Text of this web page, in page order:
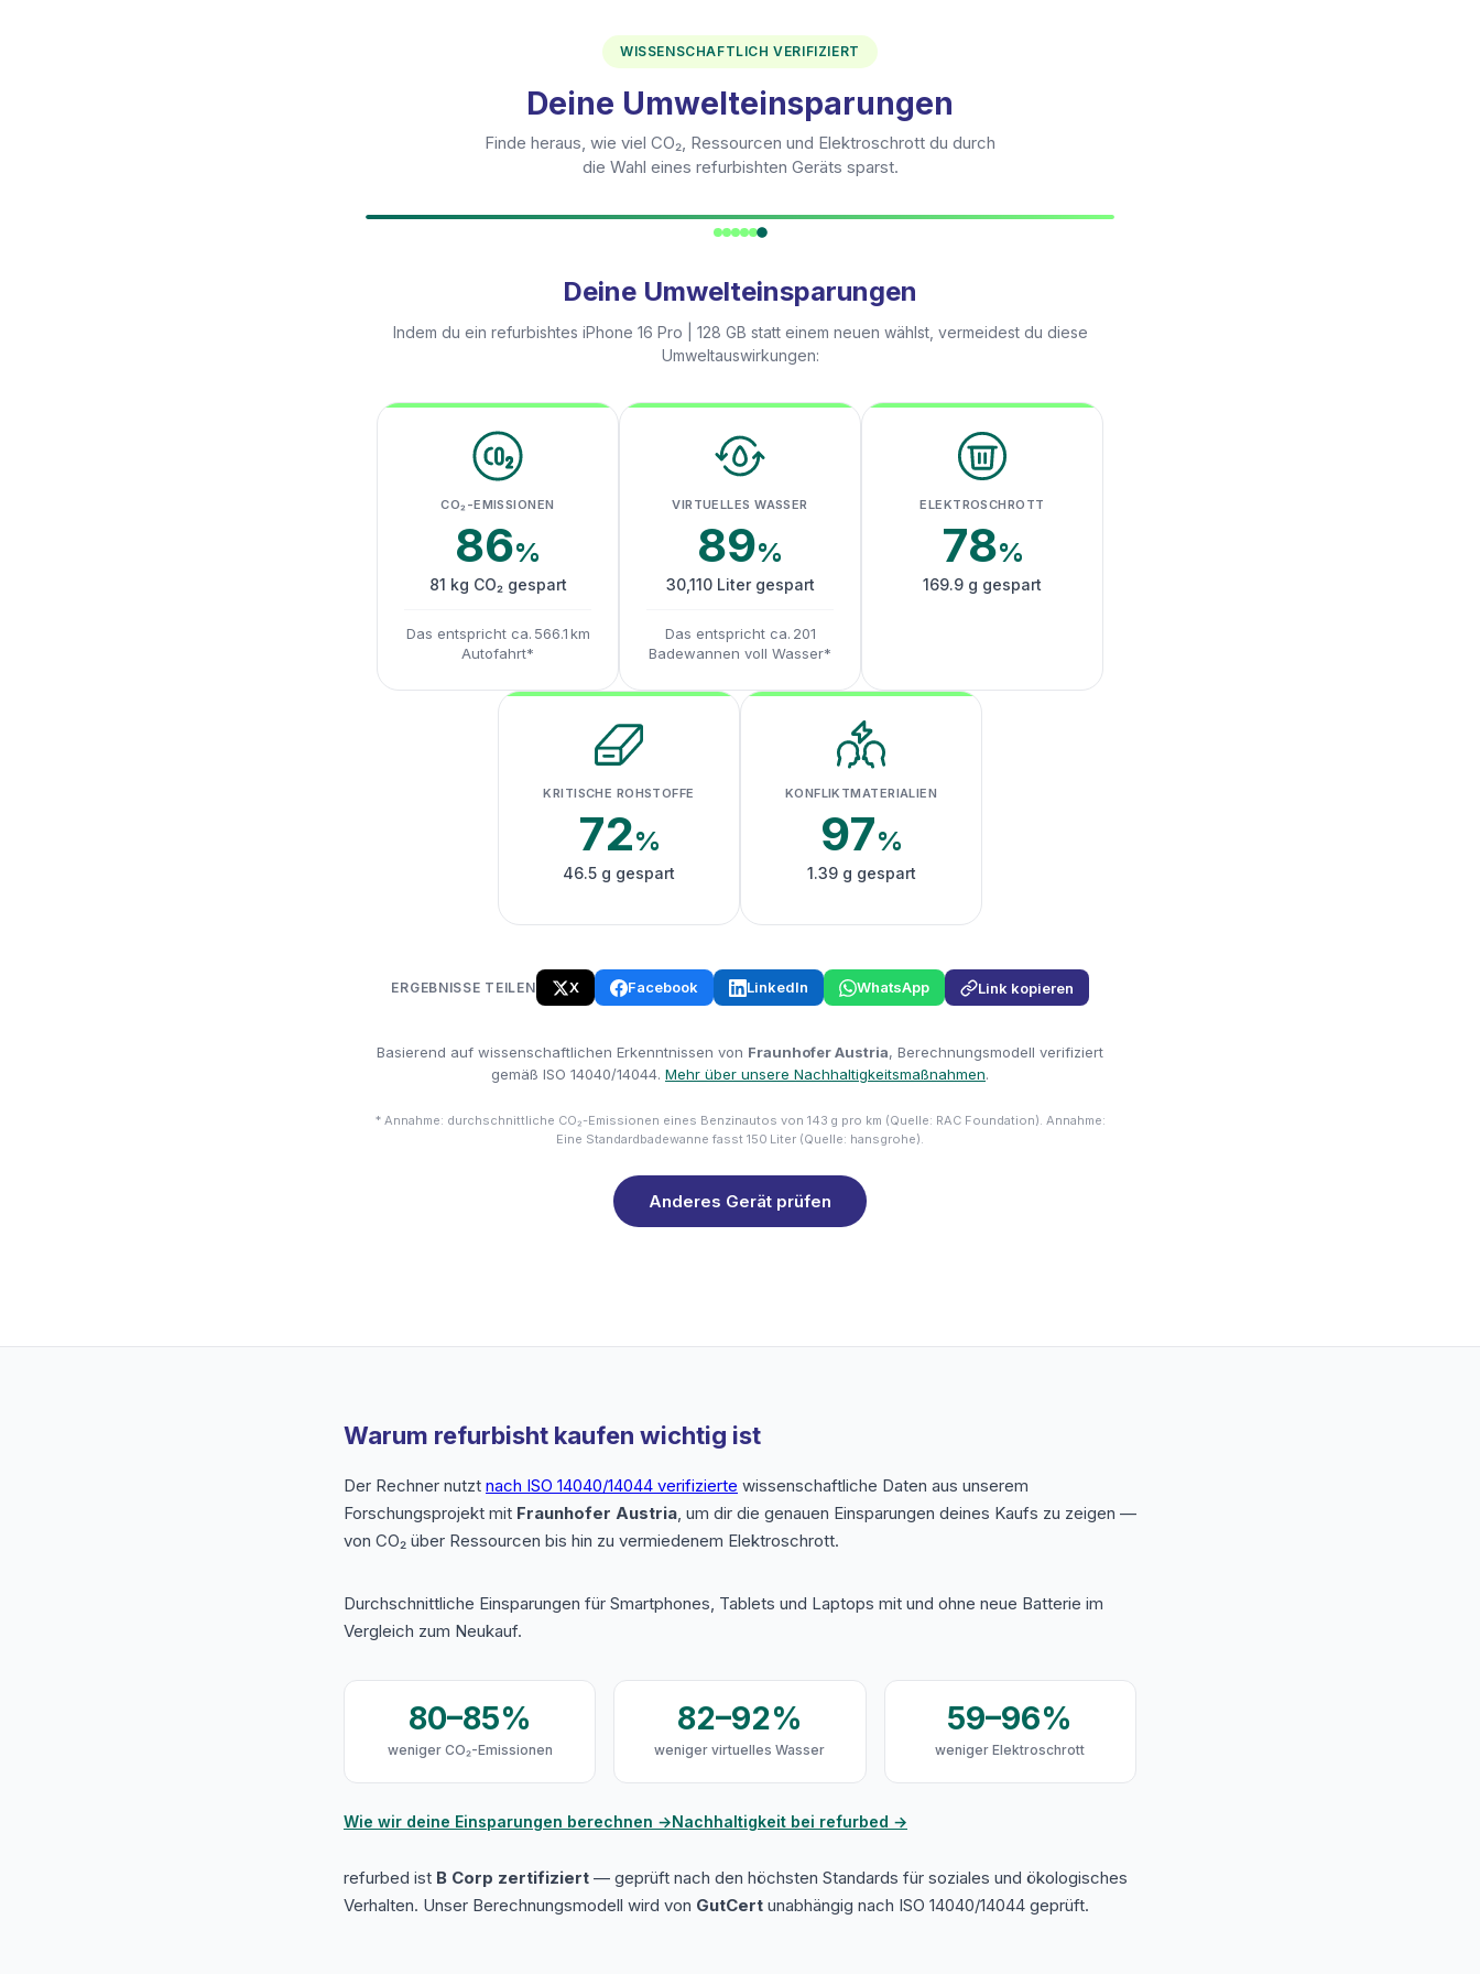
WISSENSCHAFTLICH VERIFIZIERT
Deine Umwelteinsparungen
Finde heraus, wie viel CO₂, Ressourcen und Elektroschrott du durch
die Wahl eines refurbishten Geräts sparst.
Deine Umwelteinsparungen
Indem du ein refurbishtes iPhone 16 Pro | 128 GB statt einem neuen wählst, vermeidest du diese
Umweltauswirkungen:
CO₂-EMISSIONEN
86%
81 kg CO₂ gespart
Das entspricht ca. 566.1 km
Autofahrt*
VIRTUELLES WASSER
89%
30,110 Liter gespart
Das entspricht ca. 201
Badewannen voll Wasser*
ELEKTROSCHROTT
78%
169.9 g gespart
KRITISCHE ROHSTOFFE
72%
46.5 g gespart
KONFLIKTMATERIALIEN
97%
1.39 g gespart
ERGEBNISSE TEILEN X Facebook LinkedIn WhatsApp Link kopieren
Basierend auf wissenschaftlichen Erkenntnissen von Fraunhofer Austria, Berechnungsmodell verifiziert
gemäß ISO 14040/14044. Mehr über unsere Nachhaltigkeitsmaßnahmen.
* Annahme: durchschnittliche CO₂-Emissionen eines Benzinautos von 143 g pro km (Quelle: RAC Foundation). Annahme:
Eine Standardbadewanne fasst 150 Liter (Quelle: hansgrohe).
Anderes Gerät prüfen
Warum refurbisht kaufen wichtig ist
Der Rechner nutzt nach ISO 14040/14044 verifizierte wissenschaftliche Daten aus unserem
Forschungsprojekt mit Fraunhofer Austria, um dir die genauen Einsparungen deines Kaufs zu zeigen —
von CO₂ über Ressourcen bis hin zu vermiedenem Elektroschrott.
Durchschnittliche Einsparungen für Smartphones, Tablets und Laptops mit und ohne neue Batterie im
Vergleich zum Neukauf.
80–85%
weniger CO₂-Emissionen
82–92%
weniger virtuelles Wasser
59–96%
weniger Elektroschrott
Wie wir deine Einsparungen berechnen →Nachhaltigkeit bei refurbed →
refurbed ist B Corp zertifiziert — geprüft nach den höchsten Standards für soziales und ökologisches
Verhalten. Unser Berechnungsmodell wird von GutCert unabhängig nach ISO 14040/14044 geprüft.